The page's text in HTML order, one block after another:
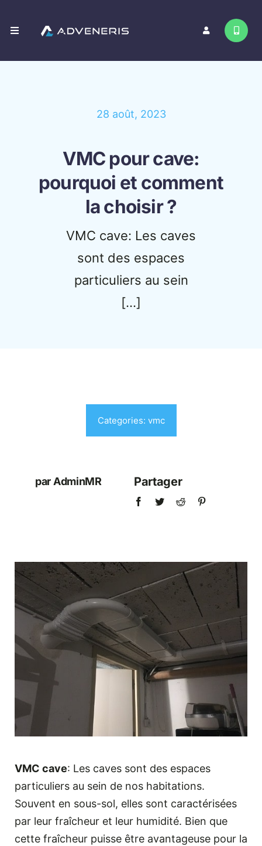
au
Toggle
28 août, 2023
VMC pour cave:
pourquoi et comment
la choisir ?
VMC cave: Les caves
sont des espaces
particuliers au sein
[…]
Categories: vmc
par AdminMR Partager
VMC cave: Les caves sont des espaces
particuliers au sein de nos habitations.
Souvent en sous-sol, elles sont caractérisées
par leur fraîcheur et leur humidité. Bien que
cette fraîcheur puisse être avantageuse pour la